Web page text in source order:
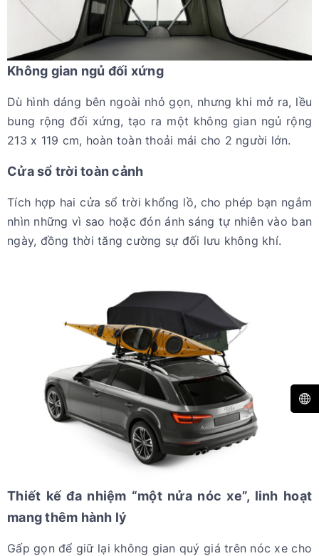
Không gian ngủ đối xứng
Dù hình dáng bên ngoài nhỏ gọn, nhưng khi mở ra, lều
bung rộng đối xứng, tạo ra một không gian ngủ rộng
213 x 119 cm, hoàn toàn thoải mái cho 2 người lớn.
Cửa sổ trời toàn cảnh
Tích hợp hai cửa sổ trời khổng lồ, cho phép bạn ngắm
nhìn những vì sao hoặc đón ánh sáng tự nhiên vào ban
ngày, đồng thời tăng cường sự đối lưu không khí.
Thiết kế đa nhiệm “một nửa nóc xe”, linh hoạt
mang thêm hành lý
Gấp gọn để giữ lại không gian quý giá trên nóc xe cho